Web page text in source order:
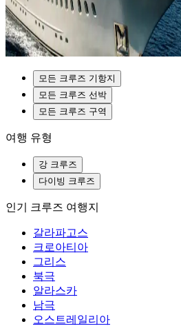
모든 크루즈 기항지
모든 크루즈 선박
모든 크루즈 구역
여행 유형
강 크루즈
다이빙 크루즈
인기 크루즈 여행지
갈라파고스
크로아티아
그리스
북극
알라스카
남극
오스트레일리아